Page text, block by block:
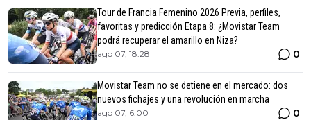
Tour de Francia Femenino 2026 Previa, perfiles,
favoritas y predicción Etapa 8: ¿Movistar Team
podrá recuperar el amarillo en Niza?
ago 07, 18:28 0
Movistar Team no se detiene en el mercado: dos
nuevos fichajes y una revolución en marcha
ago 07, 6:00 0